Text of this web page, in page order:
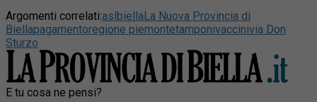
Argomenti correlati:aslbiellaLa Nuova Provincia di
Biellapagamentoregione piemontetamponivaccinivia Don
Sturzo
E tu cosa ne pensi?